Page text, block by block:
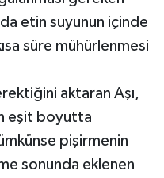
etin suyunun içinde
süre mühürlenmesi
aktaran Aşı,
eşit boyutta
pişirmenin
sonunda eklenen